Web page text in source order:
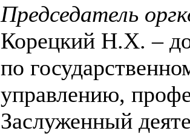
Председатель
Корецкий Н.Х. –
по
управлению,
Заслуженный